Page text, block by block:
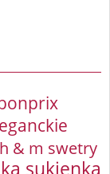
h & m swetry
sukienka